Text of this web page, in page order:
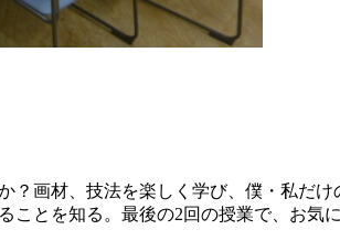
？画材、技法を楽しく学び、僕・私だ
とを知る。最後の2回の授業で、お気